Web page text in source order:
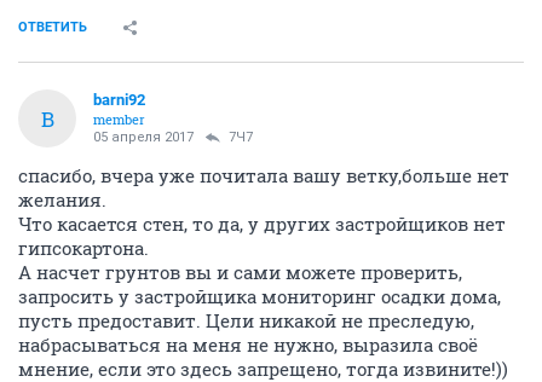
ОТВЕТИТЬ
B
barni92
member
05 апреля 2017 7Ч7
спасибо, вчера уже почитала вашу ветку,больше нет
желания.
Что касается стен, то да, у других застройщиков нет
гипсокартона.
А насчет грунтов вы и сами можете проверить,
запросить у застройщика мониторинг осадки дома,
пусть предоставит. Цели никакой не преследую,
набрасываться на меня не нужно, выразила своё
мнение, если это здесь запрещено, тогда извините!))